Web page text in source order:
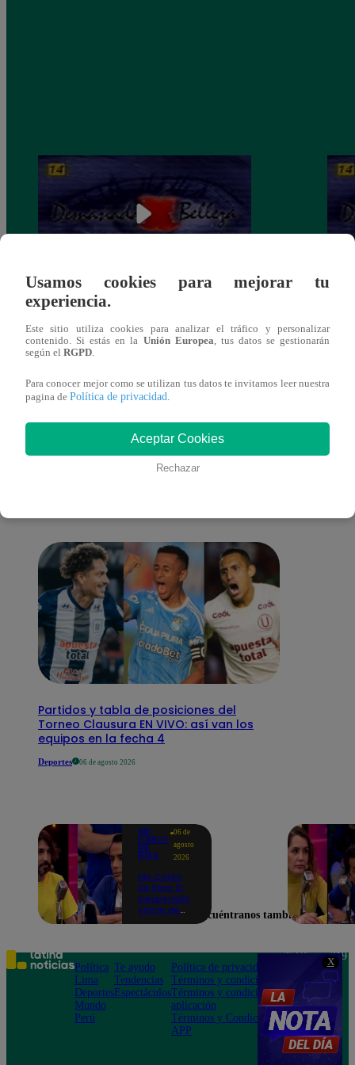
X
Demasiada Belleza, Martes 27 de agosto –
ver capítulo 80 completo (online y
español)
También te puede
Partidos y tabla de posiciones del
Torneo Clausura EN VIVO: así van los
equipos en la fecha 4
Deportes 06 de agosto 2026
ME
CAIGO
DE
RISA
06 de
agosto
2026
Me Caigo
De Risa: El
inesperado
chiste de
hizo
explotar a
todo el set
Usamos cookies para mejorar tu
experiencia.
Este sitio utiliza cookies para analizar el tráfico y personalizar
contenido. Si estás en la Unión Europea, tus datos se gestionarán
según el RGPD.
Para conocer mejor como se utilizan tus datos te invitamos leer nuestra
pagina de Política de privacidad.
Aceptar Cookies
Rechazar
Encuéntranos también en
Política
Lima
Deportes
Mundo
Perú
Te ayudo
Tendencias
Espectáculos
Política de privacidad
Términos y condiciones
Términos y condiciones
aplicación
Términos y Condiciones
APP
Teléfono: 219
Av. San
Felipe 968
Jesús María